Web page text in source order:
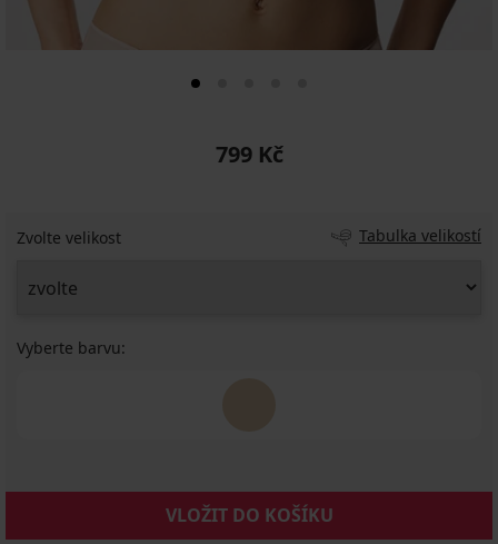
799 Kč
Zvolte velikost Tabulka velikostí
Vyberte barvu:
VLOŽIT DO KOŠÍKU